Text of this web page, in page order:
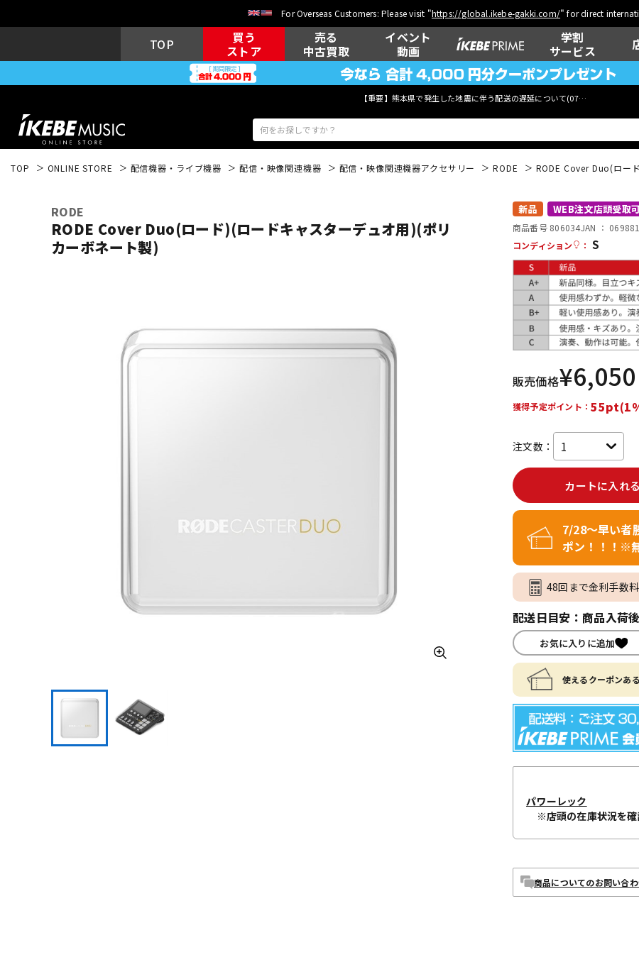
For Overseas Customers: Please visit "https://global.ikebe-gakki.com/" for direct
TOP
買う
ストア
売る
中古買取
イベント
動画
学割
サービス
【重要】熊本県で発生した地震に伴う配送の遅延について(07月29日
ウクレレ
その他楽器
DJ機器 DTM イン納品
レコーディン
グ機器
TOP ONLINE STORE 配信機器・ライブ機器 配信・映像関連機器 配信・映像関連機器アクセサリー RODE RODE Cover Duo(ロー
RODE
RODE Cover Duo(ロード)(ロードキャスターデュオ用)(ポリ
カーボネート製)
新品 WEB注文店頭受取
商品番号 806034JAN ：
コンディション
： S
販売価格¥6,050
獲得予定ポイント：
注文数：
カートに入れ
7/28～早い者
ポン！！！※
48回まで金利手数
配送日目安：商品入荷
お気に入りに追加
使えるクーポンあ
パワーレック
※店頭の在庫状況を確
商品についてのお問い合